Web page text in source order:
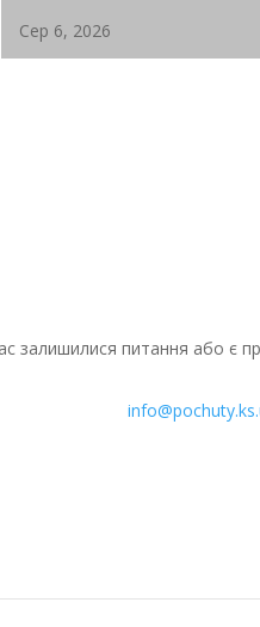
Сер 6, 2026
залишилися питання або є